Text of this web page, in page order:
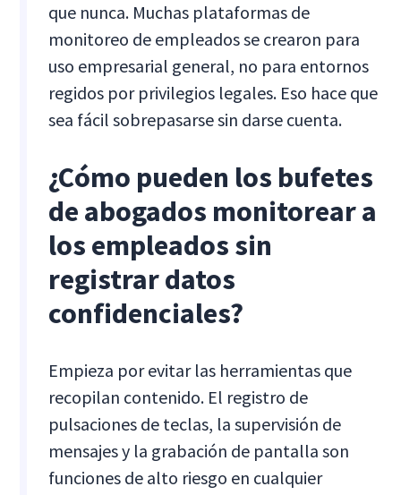
que nunca. Muchas plataformas de
monitoreo de empleados se crearon para
uso empresarial general, no para entornos
regidos por privilegios legales. Eso hace que
sea fácil sobrepasarse sin darse cuenta.
¿Cómo pueden los bufetes
de abogados monitorear a
los empleados sin
registrar datos
confidenciales?
Empieza por evitar las herramientas que
recopilan contenido. El registro de
pulsaciones de teclas, la supervisión de
mensajes y la grabación de pantalla son
funciones de alto riesgo en cualquier